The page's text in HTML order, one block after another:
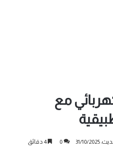
مع
10/2025
0 4 دقائق